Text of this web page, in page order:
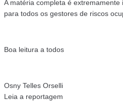
A matéria completa é
para todos os gestores de riscos
Boa leitura a todos
Osny Telles Orselli
Leia a reportagem